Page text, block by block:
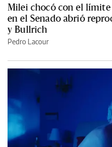
Milei chocó con el límite
en el Senado abrió
y Bullrich
Pedro Lacour